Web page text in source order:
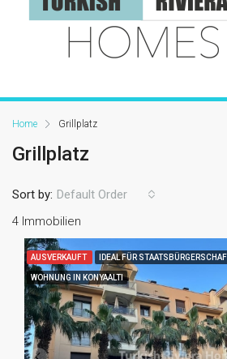
Home Grillplatz
Grillplatz
4 Immobilien
Sort by: Default Order
AUSVERKAUFT IDEAL FÜR
WOHNUNG IN KONYAALTI